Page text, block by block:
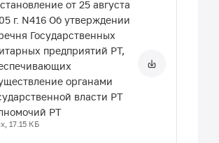
эффективности
политики в
Татарстан
34 КБ
развитию"
поддержку проектов,
конструкторской
изделия,
для отраслей
от 25 августа
г. N416 Об утверждении
Государственных
предприятий РТ,
органами
власти РТ
РТ
17.15 КБ